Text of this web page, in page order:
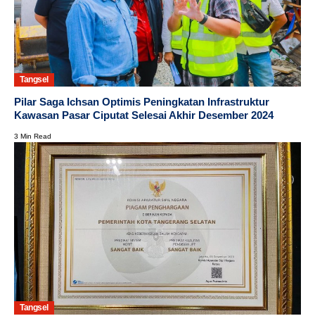
Tangsel
Pilar Saga Ichsan Optimis Peningkatan Infrastruktur
Kawasan Pasar Ciputat Selesai Akhir Desember 2024
3 Min Read
Tangsel